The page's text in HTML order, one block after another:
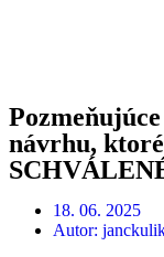
návrhu,
18. 06. 2025
Autor: